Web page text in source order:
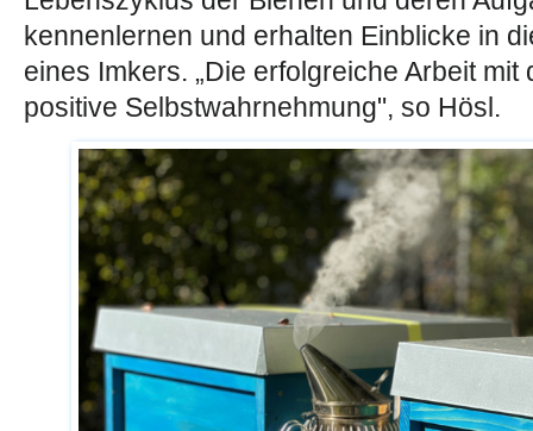
kennenlernen und erhalten Einblicke in
eines Imkers. „Die erfolgreiche Arbeit
positive Selbstwahrnehmung", so Hösl.